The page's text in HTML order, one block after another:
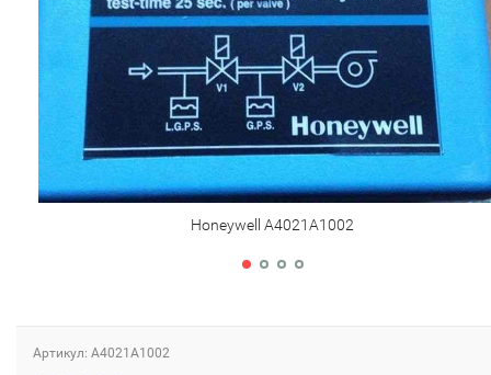
Honeywell A4021A1002
Артикул: A4021A1002